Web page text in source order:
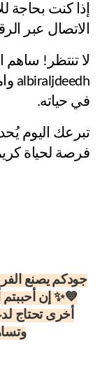
الاتصال عبر
في حياته.
فرصة لحياة
جودكم يصنع
💙✨ إن
أخرى تحتاج